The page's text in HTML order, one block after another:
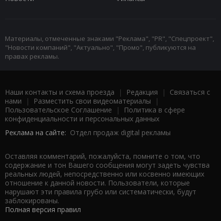
Материалы, отмеченные знаками "Реклама", "PR", "Спецпроект",
"Новости компаний", "Актуально", "Промо", публикуются на
правах рекламы.
Наши контакты и схема проезда | Редакция | Связаться с
нами | Разместить свои видеоматериалы |
Пользовательское Соглашение |
Политика в сфере
конфиденциальности и персональных данных
Реклама на сайте: Отдел продаж digital рекламы
Оставляя комментарий, пожалуйста, помните о том, что
содержание и тон Вашего сообщения могут задеть чувства
реальных людей, непосредственно или косвенно имеющих
отношение к данной новости. Пользователи, которые
нарушают эти правила грубо или систематически, будут
заблокированы.
Полная версия правил